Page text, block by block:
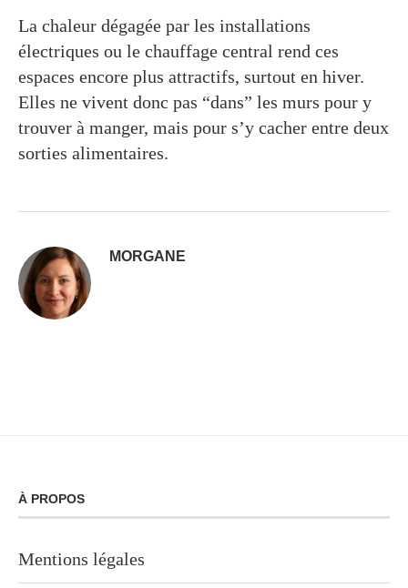
La chaleur dégagée par les installations
électriques ou le chauffage central rend ces
espaces encore plus attractifs, surtout en hiver.
Elles ne vivent donc pas “dans” les murs pour y
trouver à manger, mais pour s’y cacher entre deux
sorties alimentaires.
MORGANE
À PROPOS
Mentions légales